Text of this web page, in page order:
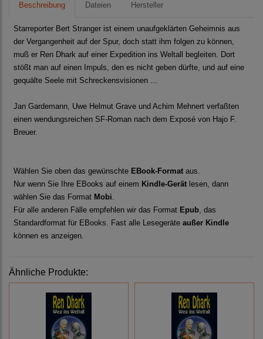
Beschreibung Dateien Hersteller
Starreporter Bert Stranger ist einem unaufgeklärten Geheimnis aus
der Vergangenheit auf der Spur, doch statt ihm folgen zu können,
muß er Ren Dhark auf einer Expedition ins Weltall begleiten. Dort
stößt man auf einen Impuls, den es nicht geben dürfte, und auf eine
gequälte Seele mit Schreckensvisionen ...
Jan Gardemann, Uwe Helmut Grave und Achim Mehnert verfaßten
einen wendungsreichen SF-Roman nach dem Exposé von Hajo F.
Breuer.
Wählen Sie oben das gewünschte EBook-Format aus.
Nur wenn Sie Ihre EBooks auf einem Kindle-Gerät lesen, dann
wählen Sie das Format Mobi.
Für alle anderen Fälle empfehlen wir das Format Epub, das
Standardformat für EBooks. Fast alle Lesegeräte außer Kindle
können es anzeigen.
Ähnliche Produkte: